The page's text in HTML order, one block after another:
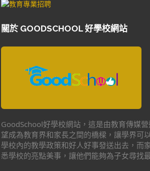
關於 GOODSCHOOL 好學校網站
GoodSchool好學校網站，這是由教育傳媒
望成為教育界和家長之間的橋樑，讓學界可
學校內的教學政策和好人好事發送出去，而
悉學校的亮點美事，讓他們能夠為子女尋找